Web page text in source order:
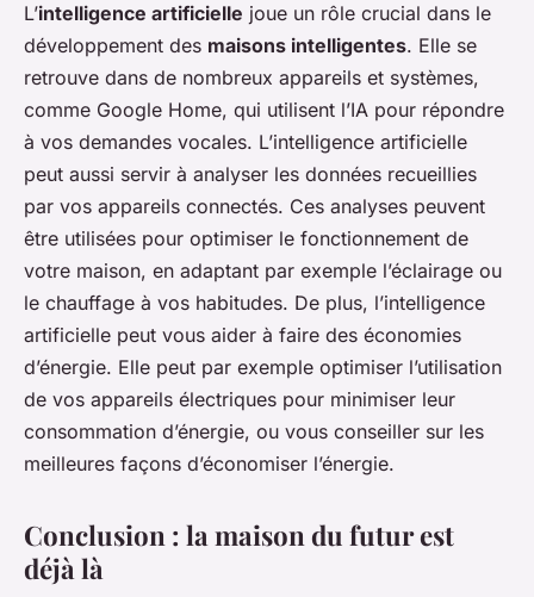
L’intelligence artificielle joue un rôle crucial dans le
développement des maisons intelligentes. Elle se
retrouve dans de nombreux appareils et systèmes,
comme Google Home, qui utilisent l’IA pour répondre
à vos demandes vocales. L’intelligence artificielle
peut aussi servir à analyser les données recueillies
par vos appareils connectés. Ces analyses peuvent
être utilisées pour optimiser le fonctionnement de
votre maison, en adaptant par exemple l’éclairage ou
le chauffage à vos habitudes. De plus, l’intelligence
artificielle peut vous aider à faire des économies
d’énergie. Elle peut par exemple optimiser l’utilisation
de vos appareils électriques pour minimiser leur
consommation d’énergie, ou vous conseiller sur les
meilleures façons d’économiser l’énergie.
Conclusion : la maison du futur est
déjà là